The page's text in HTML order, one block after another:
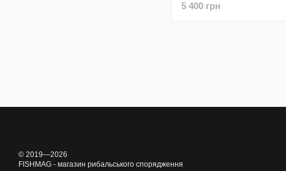
5 400 грн
© 2019—2026
FISHMAG - магазин рибальського спорядження